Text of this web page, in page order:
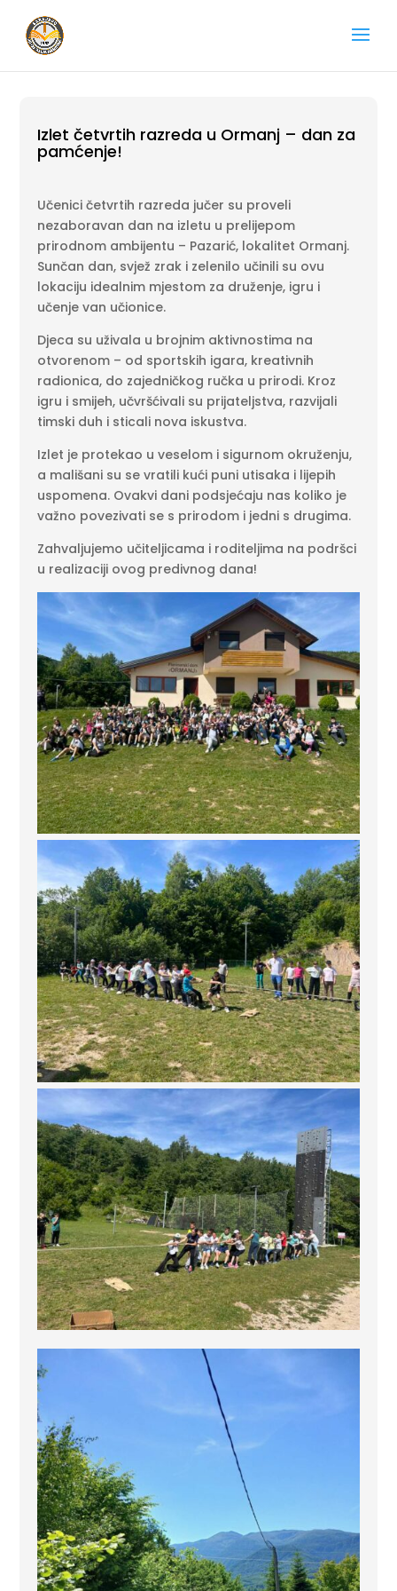
Izlet četvrtih razreda u Ormanj – dan za
pamćenje!
Učenici četvrtih razreda jučer su proveli
nezaboravan dan na izletu u prelijepom
prirodnom ambijentu – Pazarić, lokalitet Ormanj.
Sunčan dan, svjež zrak i zelenilo učinili su ovu
lokaciju idealnim mjestom za druženje, igru i
učenje van učionice.
Djeca su uživala u brojnim aktivnostima na
otvorenom – od sportskih igara, kreativnih
radionica, do zajedničkog ručka u prirodi. Kroz
igru i smijeh, učvršćivali su prijateljstva, razvijali
timski duh i sticali nova iskustva.
Izlet je protekao u veselom i sigurnom okruženju,
a mališani su se vratili kući puni utisaka i lijepih
uspomena. Ovakvi dani podsjećaju nas koliko je
važno povezivati se s prirodom i jedni s drugima.
Zahvaljujemo učiteljicama i roditeljima na podršci
u realizaciji ovog predivnog dana!